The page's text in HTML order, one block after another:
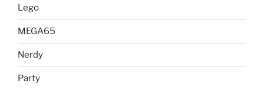
Lego
MEGA65
Nerdy
Party